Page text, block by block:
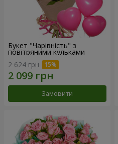
Букет "Чарівність" з
повітряними кульками
2 624 грн
Замовити